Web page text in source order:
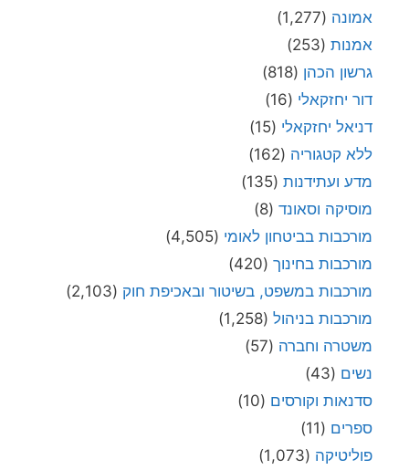
אמונה (1,277)
אמנות (253)
גרשון הכהן (818)
דור יחזקאלי (16)
דניאל יחזקאלי (15)
ללא קטגוריה (162)
מדע ועתידנות (135)
מוסיקה וסאונד (8)
מורכבות בביטחון לאומי (4,505)
מורכבות בחינוך (420)
מורכבות במשפט, בשיטור ובאכיפת חוק (2,103)
מורכבות בניהול (1,258)
משטרה וחברה (57)
נשים (43)
סדנאות וקורסים (10)
ספרים (11)
פוליטיקה (1,073)